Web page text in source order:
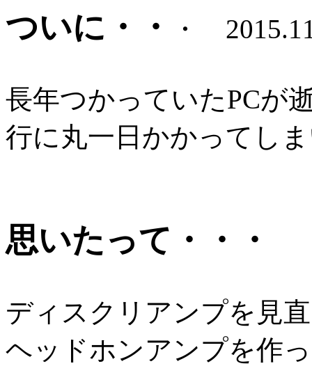
ついに・・ ・
長年つかっていたPCが
行に丸一日かかってし
思いたって・・・
ディスクリアンプを見
ヘッドホンアンプを作